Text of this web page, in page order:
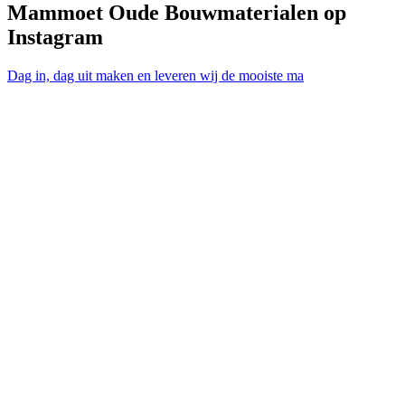
Mammoet Oude Bouwmaterialen op
Instagram
Dag in, dag uit maken en leveren wij de mooiste ma